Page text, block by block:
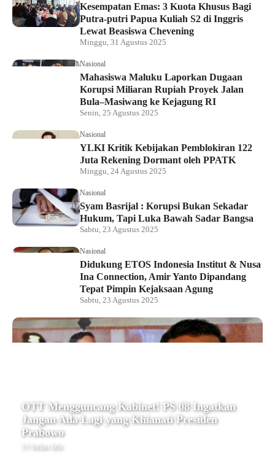
Kesempatan Emas: 3 Kuota Khusus Bagi
Putra-putri Papua Kuliah S2 di Inggris
Lewat Beasiswa Chevening
Minggu, 31 Agustus 2025
Nasional
Mahasiswa Maluku Laporkan Dugaan
Korupsi Miliaran Rupiah Proyek Jalan
Bula–Masiwang ke Kejagung RI
Senin, 25 Agustus 2025
Nasional
YLKI Kritik Kebijakan Pemblokiran 122
Juta Rekening Dormant oleh PPATK
Minggu, 24 Agustus 2025
Nasional
Syam Basrijal : Korupsi Bukan Sekadar
Hukum, Tapi Luka Bawah Sadar Bangsa
Sabtu, 23 Agustus 2025
Nasional
Didukung ETOS Indonesia Institut & Nusa
Ina Connection, Amir Yanto Dipandang
Tepat Pimpin Kejaksaan Agung
Sabtu, 23 Agustus 2025
OTT Mengguncang Kabinet! PS 08 Ingatkan
Jangan Ada Lagi yang Khianati Presiden
Prabowo
11 bulan lalu